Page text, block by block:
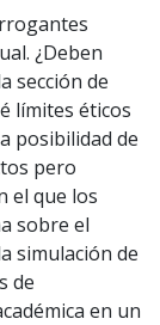
¿Deben
sección de
límites éticos
posibilidad de
pero
el que los
sobre el
simulación de
de
en un